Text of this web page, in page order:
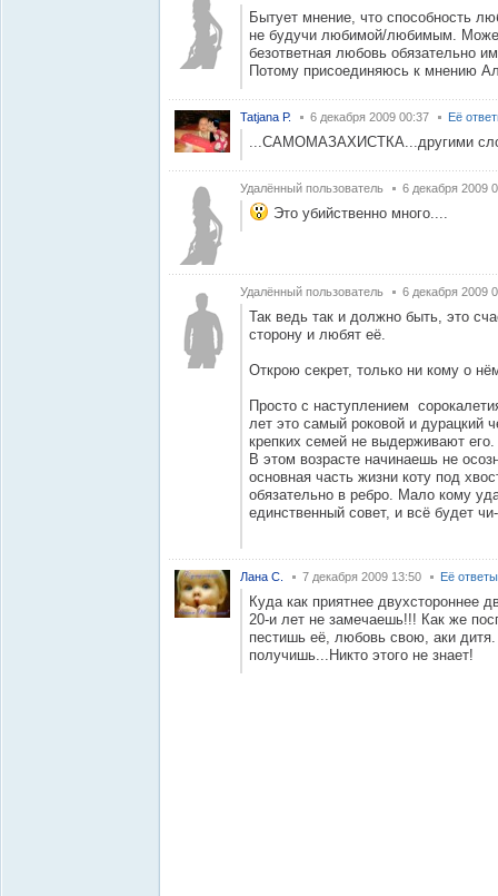
Бытует мнение, что способность
не будучи любимой/любимым.
безответная любовь обязательно
Потому присоединяюсь к мнению
Tatjana Р. 6 декабря 2009 00:37 Её
...САМОМАЗАХИСТКА...другими
Удалённый пользователь 6 декабря 2009
Это убийственно много....
Удалённый пользователь 6 декабря 2009
Так ведь так и должно быть, это
сторону и любят её.
Открою секрет, только ни кому о
Просто с наступлением
лет это самый роковой и дурацкий
крепких семей не выдерживают его.
В этом возрасте начинаешь не
основная часть жизни коту под
обязательно в ребро. Мало кому
единственный совет, и всё будет
Лана С. 7 декабря 2009 13:50 Её ответы
Куда как приятнее двухстороннее
20-и лет не замечаешь!!! Как же
пестишь её, любовь свою, аки
получишь...Никто этого не знает!